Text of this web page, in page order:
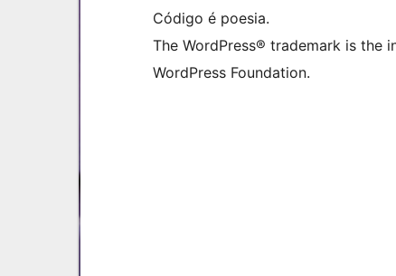
Código é poesia.
The WordPress® trademark is the
WordPress Foundation.